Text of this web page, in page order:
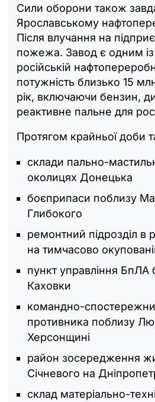
Сили оборони також
Ярославському
Після влучання на
пожежа. Завод є одним
російській
потужність близько 15
рік, включаючи бензин,
реактивне пальне для
Протягом крайньої доби
склади пально-
околицях Донецька
боєприпаси поблизу
Глибокого
ремонтний підрозділ в
на тимчасово
пункт управління БпЛА
Каховки
командно-
противника поблизу
Херсонщині
район зосередження
Січневого на
склад матеріально-